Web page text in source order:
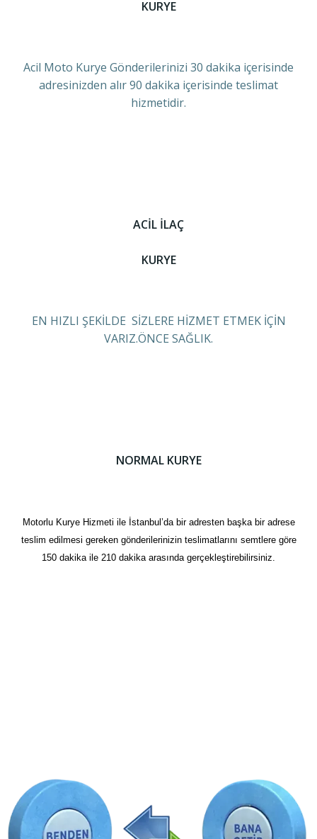
KURYE
Acil Moto Kurye Gönderilerinizi 30 dakika içerisinde
adresinizden alır 90 dakika içerisinde teslimat
hizmetidir.
ACİL İLAÇ
KURYE
EN HIZLI ŞEKİLDE SİZLERE HİZMET ETMEK İÇİN
VARIZ.ÖNCE SAĞLIK.
NORMAL KURYE
Motorlu Kurye Hizmeti ile İstanbul’da bir adresten başka bir adrese
teslim edilmesi gereken gönderilerinizin teslimatlarını semtlere göre
150 dakika ile 210 dakika arasında gerçekleştirebilirsiniz.